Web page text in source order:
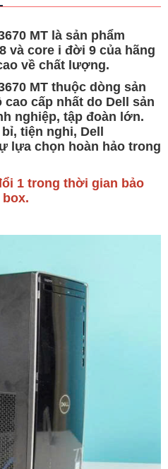
MT là sản phẩm
và core i đời 9 của hãng
về chất lượng.
MT thuộc dòng sản
cấp nhất do Dell sản
nghiệp, tập đoàn lớn.
tiện nghi, Dell
lựa chọn hoàn hảo trong
1 trong thời gian bảo
box.